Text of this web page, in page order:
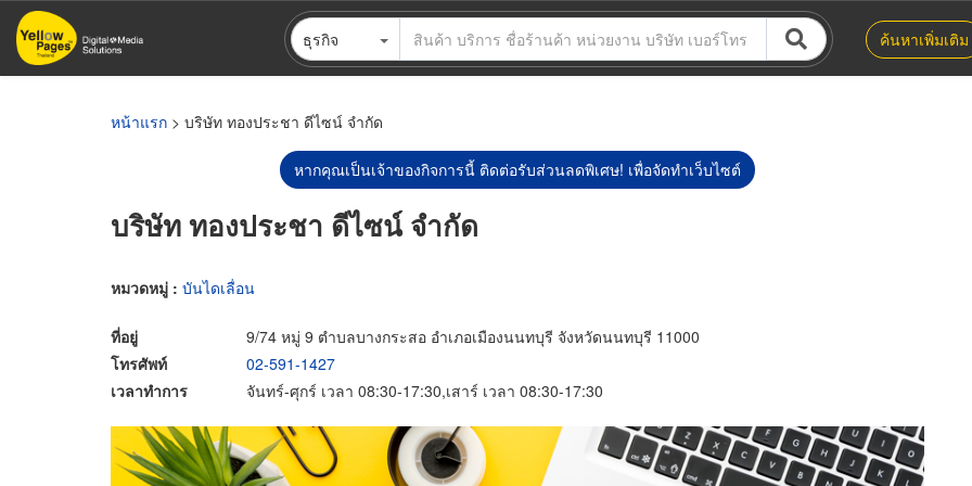
ข้าม
ไป
ธุรกิจ ค้นหาเพิ่มเติม
หน้าแรก > บริษัท ทองประชา ดีไซน์ จำกัด
หากคุณเป็นเจ้าของกิจการนี้ ติดต่อรับส่วนลดพิเศษ! เพื่อจัดทำเว็บไซต์
บริษัท ทองประชา ดีไซน์ จำกัด
หมวดหมู่ : บันไดเลื่อน
ที่อยู่
9/74 หมู่ 9 ตำบลบางกระสอ อำเภอเมืองนนทบุรี จังหวัดนนทบุรี 11000
โทรศัพท์
02-591-1427
เวลาทำการ
จันทร์-ศุกร์ เวลา 08:30-17:30,เสาร์ เวลา 08:30-17:30